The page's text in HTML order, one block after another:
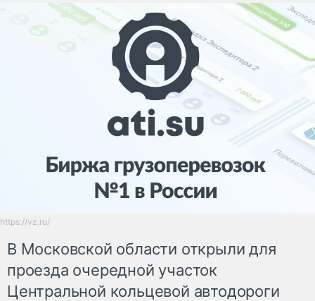
https://vz.ru/
В Московской области открыли для
проезда очередной участок
Центральной кольцевой автодороги